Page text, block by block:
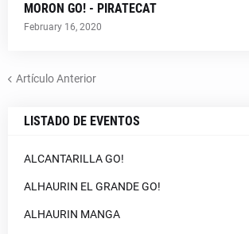
MORON GO! - PIRATECAT
February 16, 2020
Artículo Anterior
LISTADO DE EVENTOS
ALCANTARILLA GO!
ALHAURIN EL GRANDE GO!
ALHAURIN MANGA